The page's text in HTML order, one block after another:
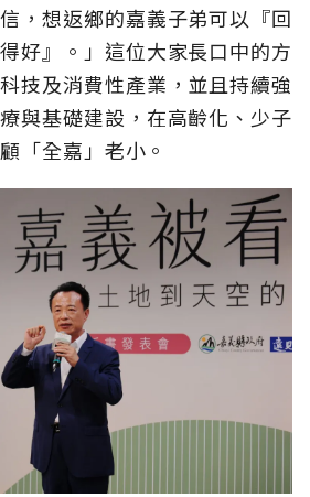
，想返鄉的嘉義子弟可以『回
好』。」這位大家長口中的方
技及消費性產業，並且持續強
與基礎建設，在高齡化、少子
「全嘉」老小。